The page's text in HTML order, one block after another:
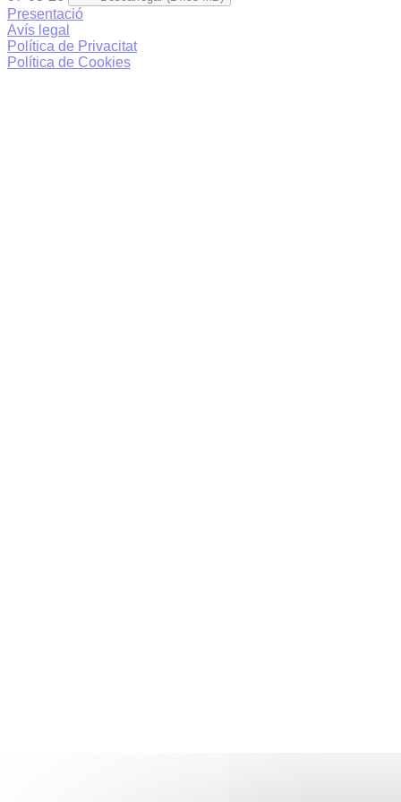
Presentació
Avís legal
Política de Privacitat
Política de Cookies